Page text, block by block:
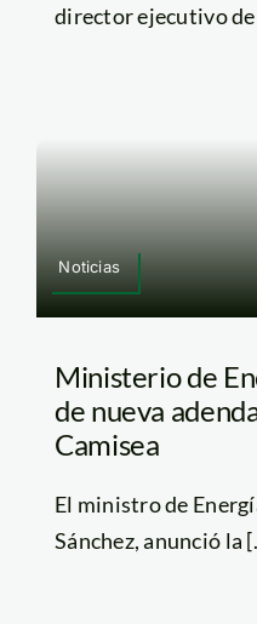
director ejecutivo de
Noticias
Ministerio de
de nueva
Camisea
El ministro de
Sánchez, anunció la